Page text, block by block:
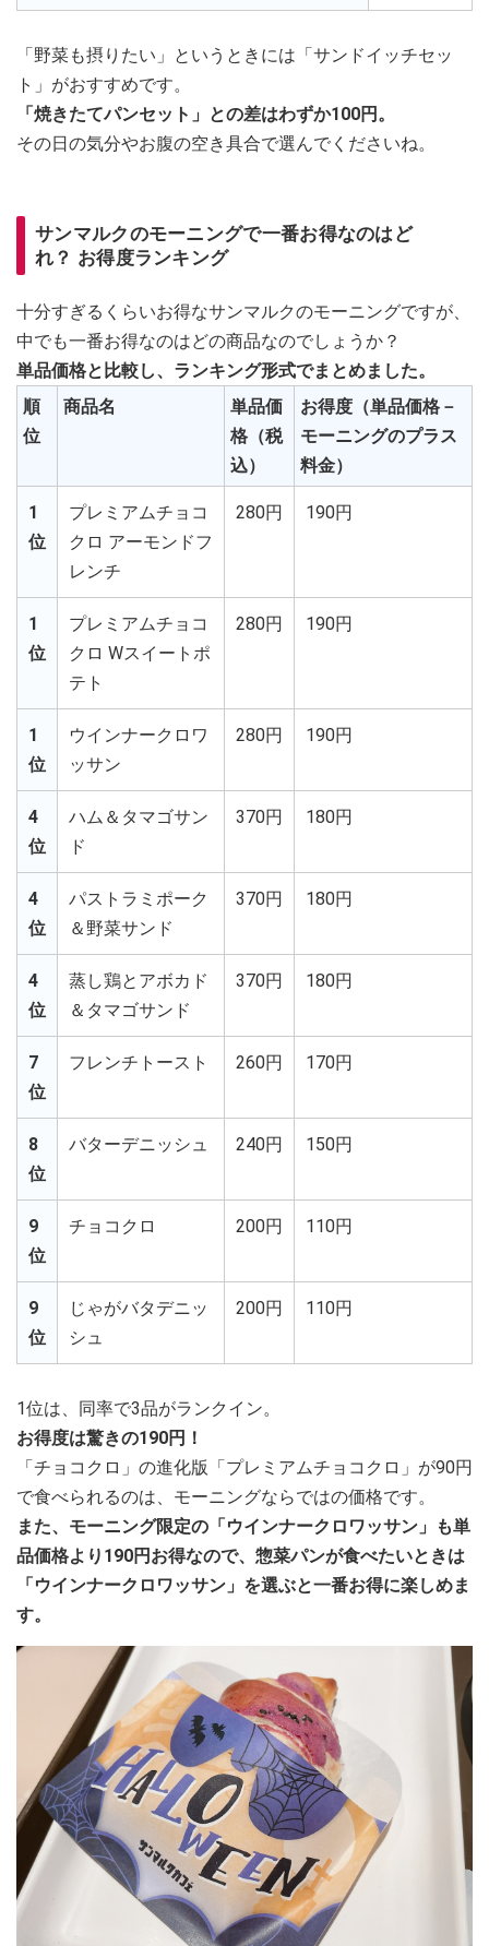
「野菜も摂りたい」というときには「サンドイッチセッ
ト」がおすすめです。
「焼きたてパンセット」との差はわずか100円。
その日の気分やお腹の空き具合で選んでくださいね。
サンマルクのモーニングで一番お得なのはど
れ？ お得度ランキング
十分すぎるくらいお得なサンマルクのモーニングですが、
中でも一番お得なのはどの商品なのでしょうか？
単品価格と比較し、ランキング形式でまとめました。
順
位
商品名
単品価
格（税
込）
お得度（単品価格－
モーニングのプラス
料金）
1
位
プレミアムチョコ
クロ アーモンドフ
レンチ
280円 190円
1
位
プレミアムチョコ
クロ Wスイートポ
テト
280円 190円
1
位
ウインナークロワ
ッサン
280円 190円
4
位
ハム＆タマゴサン
ド
370円 180円
4
位
パストラミポーク
＆野菜サンド
370円 180円
4
位
蒸し鶏とアボカド
＆タマゴサンド
370円 180円
7
位
フレンチトースト 260円 170円
8
位
バターデニッシュ 240円 150円
9
位
チョコクロ 200円 110円
9
位
じゃがバタデニッ
シュ
200円 110円
1位は、同率で3品がランクイン。
お得度は驚きの190円！
「チョコクロ」の進化版「プレミアムチョコクロ」が90円
で食べられるのは、モーニングならではの価格です。
また、モーニング限定の「ウインナークロワッサン」も単
品価格より190円お得なので、惣菜パンが食べたいときは
「ウインナークロワッサン」を選ぶと一番お得に楽しめま
す。